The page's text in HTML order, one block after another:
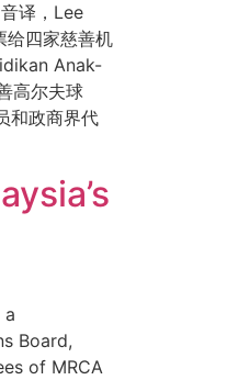
译，Lee
给四家慈善机
Anak-
高尔夫球
和政商界代
a
Board,
of MRCA